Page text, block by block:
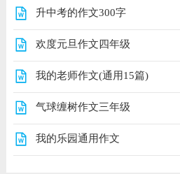
升中考的作文300字
欢度元旦作文四年级
我的老师作文(通用15篇)
气球缠树作文三年级
我的乐园通用作文